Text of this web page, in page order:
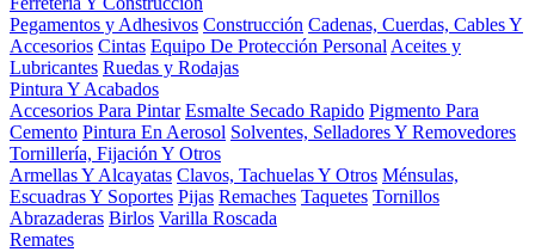
Pegamentos y Adhesivos Construcción Cadenas, Cuerdas, Cables Y
Accesorios Cintas Equipo De Protección Personal Aceites y
Lubricantes Ruedas y Rodajas
Pintura Y Acabados
Accesorios Para Pintar Esmalte Secado Rapido Pigmento Para
Cemento Pintura En Aerosol Solventes, Selladores Y Removedores
Tornillería, Fijación Y Otros
Armellas Y Alcayatas Clavos, Tachuelas Y Otros Ménsulas,
Escuadras Y Soportes Pijas Remaches Taquetes Tornillos
Abrazaderas Birlos Varilla Roscada
Remates